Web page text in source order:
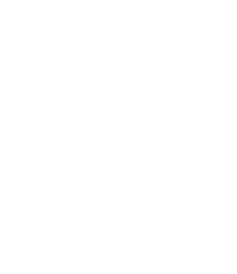
till i favoritlistan